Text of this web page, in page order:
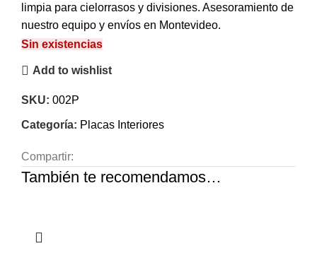
limpia para cielorrasos y divisiones. Asesoramiento de
nuestro equipo y envíos en Montevideo.
Sin existencias
Add to wishlist
SKU: 002P
Categoría: Placas Interiores
Compartir:
También te recomendamos…